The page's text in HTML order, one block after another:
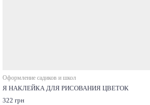
Оформление садиков и школ
Я НАКЛЕЙКА ДЛЯ РИСОВАНИЯ ЦВЕТОК
322 грн